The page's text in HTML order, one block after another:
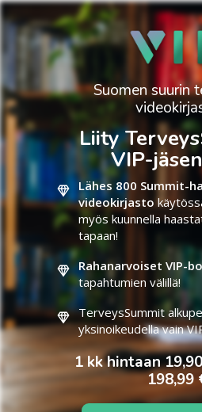
Suomen suurin
Liity
VIP-
Lähes 800 Summit-
videokirjasto
myös kuunnella
tapaan!
Rahanarvoiset VIP-
tapahtumien välillä!
TerveysSummit
yksinoikeudella vain
1 kk hintaan
198,99